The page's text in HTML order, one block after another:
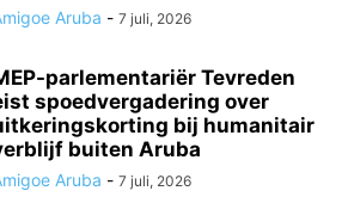
Aruba - 7 juli, 2026
parlementariër Tevreden
spoedvergadering over
bij humanitair
buiten Aruba
Aruba - 7 juli, 2026